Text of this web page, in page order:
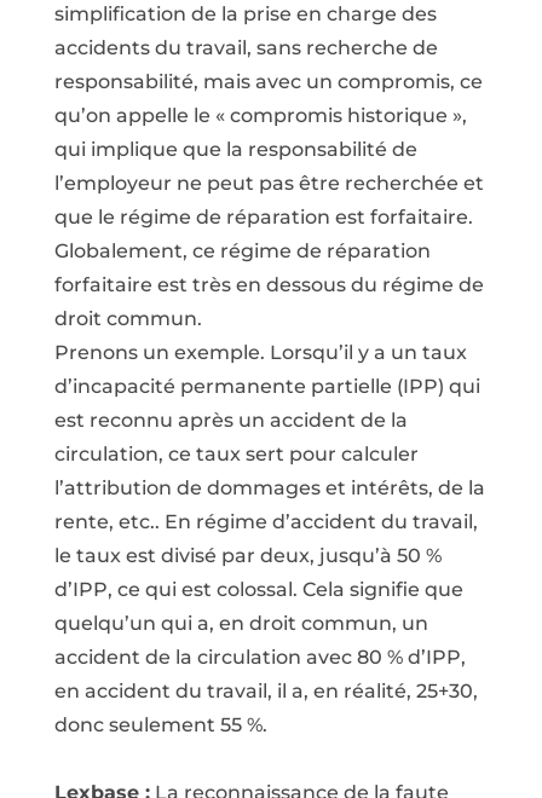
simplification de la prise en charge des
accidents du travail, sans recherche de
responsabilité, mais avec un compromis, ce
qu’on appelle le « compromis historique »,
qui implique que la responsabilité de
l’employeur ne peut pas être recherchée et
que le régime de réparation est forfaitaire.
Globalement, ce régime de réparation
forfaitaire est très en dessous du régime de
droit commun.
Prenons un exemple. Lorsqu’il y a un taux
d’incapacité permanente partielle (IPP) qui
est reconnu après un accident de la
circulation, ce taux sert pour calculer
l’attribution de dommages et intérêts, de la
rente, etc.. En régime d’accident du travail,
le taux est divisé par deux, jusqu’à 50 %
d’IPP, ce qui est colossal. Cela signifie que
quelqu’un qui a, en droit commun, un
accident de la circulation avec 80 % d’IPP,
en accident du travail, il a, en réalité, 25+30,
donc seulement 55 %.
Lexbase :La reconnaissance de la faute